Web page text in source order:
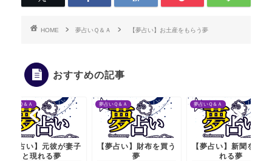
HOME 夢占いＱ＆Ａ 【夢占い】お土産をもらう夢
おすすめの記事
夢占いＱ＆Ａ
【夢占い】財布を買う
夢
夢占いＱ＆Ａ
【夢占い】新聞を渡さ
れる夢
夢占いＱ＆Ａ
【夢占い】元彼が